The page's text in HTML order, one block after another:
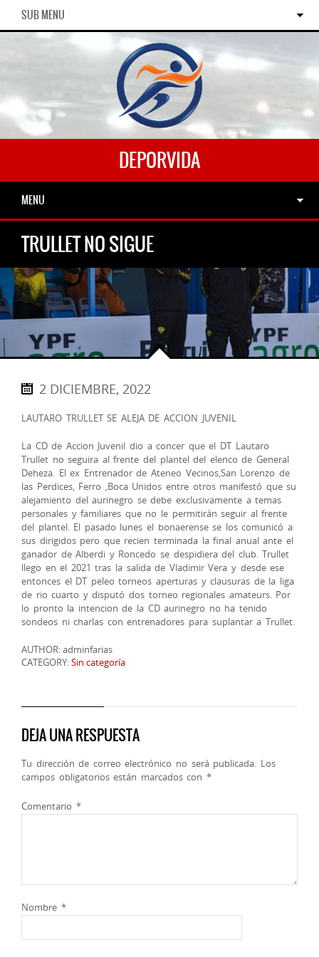
SUB MENU
DEPORVIDA
MENU
TRULLET NO SIGUE
2 DICIEMBRE, 2022
LAUTARO TRULLET SE ALEJA DE ACCION JUVENIL
La CD de Accion Juvenil dio a concer que el DT Lautaro
Trullet no seguira al frente del plantel del elenco de General
Deheza. El ex Entrenador de Ateneo Vecinos,San Lorenzo de
las Perdices, Ferro ,Boca Unidos entre otros manifestó que su
alejamiento del aurinegro se debe exclusivamente a temas
personales y familiares que no le permitirán seguir al frente
del plantel. El pasado lunes el bonaerense se los comunicó a
sus dirigidos pero que recien terminada la final anual ante el
ganador de Alberdi y Roncedo se despidiera del club. Trullet
llego en el 2021 tras la salida de Vladimir Vera y desde ese
entonces el DT peleo torneos aperturas y clausuras de la liga
de rio cuarto y disputó dos torneo regionales amateurs. Por
lo pronto la intencion de la CD aurinegro no ha tenido
sondeos ni charlas con entrenadores para suplantar a Trullet.
AUTHOR: adminfarias
CATEGORY:Sin categoría
DEJA UNA RESPUESTA
Tu dirección de correo electrónico no será publicada. Los
campos obligatorios están marcados con *
Comentario *
Nombre *